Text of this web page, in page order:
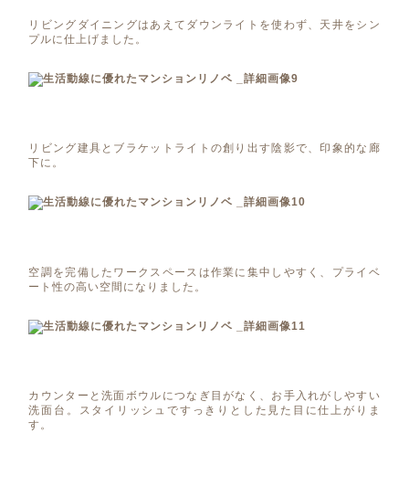
リビングダイニングはあえてダウンライトを使わず、天井をシン
プルに仕上げました。
リビング建具とブラケットライトの創り出す陰影で、印象的な廊
下に。
空調を完備したワークスペースは作業に集中しやすく、プライベ
ート性の高い空間になりました。
カウンターと洗面ボウルにつなぎ目がなく、お手入れがしやすい
洗面台。スタイリッシュですっきりとした見た目に仕上がりま
す。